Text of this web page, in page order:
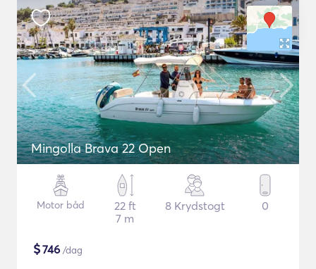
Mingolla Brava 22 Open
Motor båd
22 ft
7 m
8 Krydstogt 0
$746 /dag